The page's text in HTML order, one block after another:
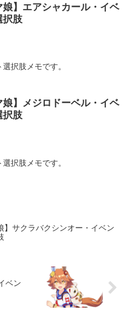
娘】エアシャカール・イベ
択肢
択肢メモです。
娘】メジロドーベル・イベ
択肢
択肢メモです。
】サクラバクシンオー・イベン
ベン